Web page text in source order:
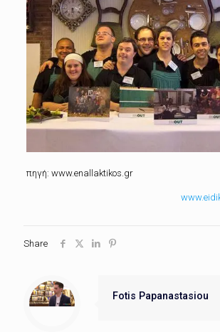
πηγή: www.enallaktikos.gr
Share
Fotis Papanastasiou